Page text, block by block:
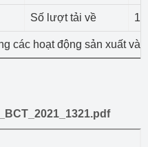
Số lượt tải về 10
các hoạt động sản xuất và